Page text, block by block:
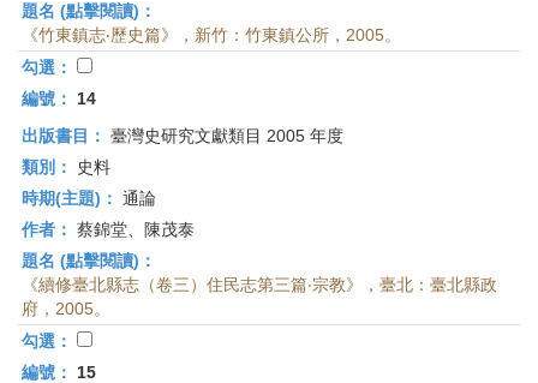
題名 (點擊閱讀)：
《竹東鎮志‧歷史篇》，新竹：竹東鎮公所，2005。
勾選：
編號：
14
出版書目： 臺灣史研究文獻類目 2005 年度
類別：
史料
時期(主題)： 通論
作者： 蔡錦堂、陳茂泰
題名 (點擊閱讀)：
《續修臺北縣志（卷三）住民志第三篇‧宗教》，臺北：臺北縣政
府，2005。
勾選：
編號：
15